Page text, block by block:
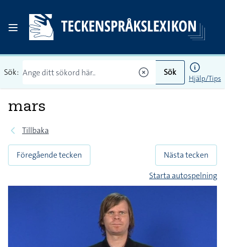
Sök: Sök
Hjälp/Tips
mars
Tillbaka
Föregående tecken
Nästa tecken
Starta autospelning